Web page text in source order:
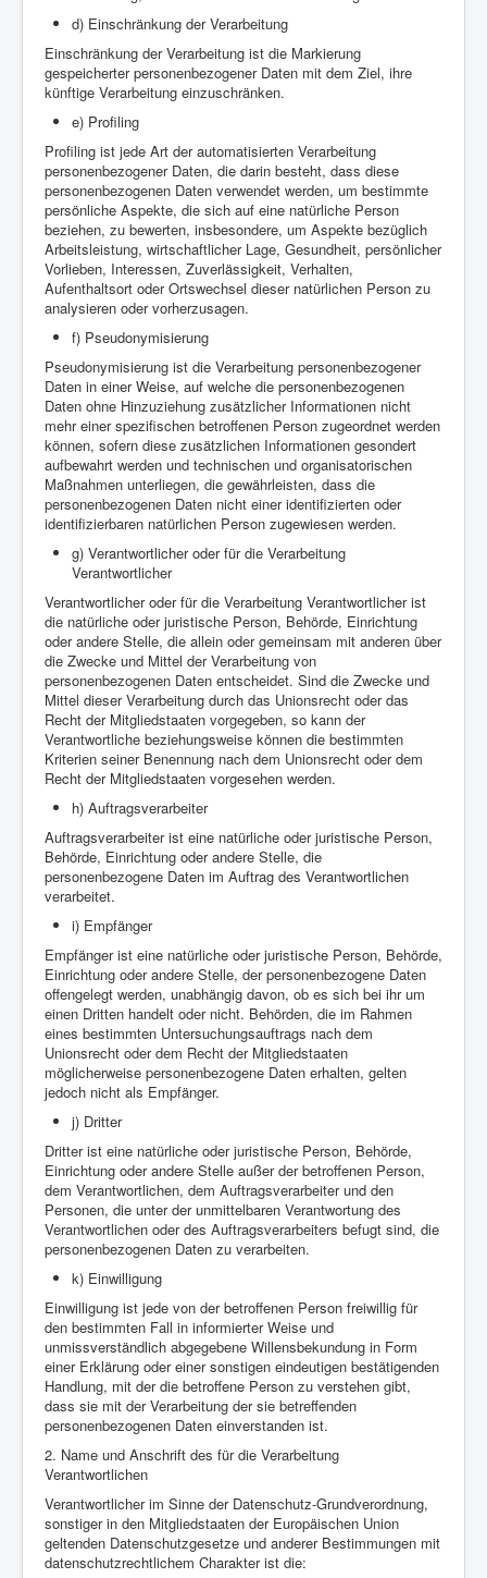
d) Einschränkung der Verarbeitung
Einschränkung der Verarbeitung ist die Markierung
gespeicherter personenbezogener Daten mit dem Ziel, ihre
künftige Verarbeitung einzuschränken.
e) Profiling
Profiling ist jede Art der automatisierten Verarbeitung
personenbezogener Daten, die darin besteht, dass diese
personenbezogenen Daten verwendet werden, um bestimmte
persönliche Aspekte, die sich auf eine natürliche Person
beziehen, zu bewerten, insbesondere, um Aspekte bezüglich
Arbeitsleistung, wirtschaftlicher Lage, Gesundheit, persönlicher
Vorlieben, Interessen, Zuverlässigkeit, Verhalten,
Aufenthaltsort oder Ortswechsel dieser natürlichen Person zu
analysieren oder vorherzusagen.
f) Pseudonymisierung
Pseudonymisierung ist die Verarbeitung personenbezogener
Daten in einer Weise, auf welche die personenbezogenen
Daten ohne Hinzuziehung zusätzlicher Informationen nicht
mehr einer spezifischen betroffenen Person zugeordnet werden
können, sofern diese zusätzlichen Informationen gesondert
aufbewahrt werden und technischen und organisatorischen
Maßnahmen unterliegen, die gewährleisten, dass die
personenbezogenen Daten nicht einer identifizierten oder
identifizierbaren natürlichen Person zugewiesen werden.
g) Verantwortlicher oder für die Verarbeitung
Verantwortlicher
Verantwortlicher oder für die Verarbeitung Verantwortlicher ist
die natürliche oder juristische Person, Behörde, Einrichtung
oder andere Stelle, die allein oder gemeinsam mit anderen über
die Zwecke und Mittel der Verarbeitung von
personenbezogenen Daten entscheidet. Sind die Zwecke und
Mittel dieser Verarbeitung durch das Unionsrecht oder das
Recht der Mitgliedstaaten vorgegeben, so kann der
Verantwortliche beziehungsweise können die bestimmten
Kriterien seiner Benennung nach dem Unionsrecht oder dem
Recht der Mitgliedstaaten vorgesehen werden.
h) Auftragsverarbeiter
Auftragsverarbeiter ist eine natürliche oder juristische Person,
Behörde, Einrichtung oder andere Stelle, die
personenbezogene Daten im Auftrag des Verantwortlichen
verarbeitet.
i) Empfänger
Empfänger ist eine natürliche oder juristische Person, Behörde,
Einrichtung oder andere Stelle, der personenbezogene Daten
offengelegt werden, unabhängig davon, ob es sich bei ihr um
einen Dritten handelt oder nicht. Behörden, die im Rahmen
eines bestimmten Untersuchungsauftrags nach dem
Unionsrecht oder dem Recht der Mitgliedstaaten
möglicherweise personenbezogene Daten erhalten, gelten
jedoch nicht als Empfänger.
j) Dritter
Dritter ist eine natürliche oder juristische Person, Behörde,
Einrichtung oder andere Stelle außer der betroffenen Person,
dem Verantwortlichen, dem Auftragsverarbeiter und den
Personen, die unter der unmittelbaren Verantwortung des
Verantwortlichen oder des Auftragsverarbeiters befugt sind, die
personenbezogenen Daten zu verarbeiten.
k) Einwilligung
Einwilligung ist jede von der betroffenen Person freiwillig für
den bestimmten Fall in informierter Weise und
unmissverständlich abgegebene Willensbekundung in Form
einer Erklärung oder einer sonstigen eindeutigen bestätigenden
Handlung, mit der die betroffene Person zu verstehen gibt,
dass sie mit der Verarbeitung der sie betreffenden
personenbezogenen Daten einverstanden ist.
2. Name und Anschrift des für die Verarbeitung
Verantwortlichen
Verantwortlicher im Sinne der Datenschutz-Grundverordnung,
sonstiger in den Mitgliedstaaten der Europäischen Union
geltenden Datenschutzgesetze und anderer Bestimmungen mit
datenschutzrechtlichem Charakter ist die: